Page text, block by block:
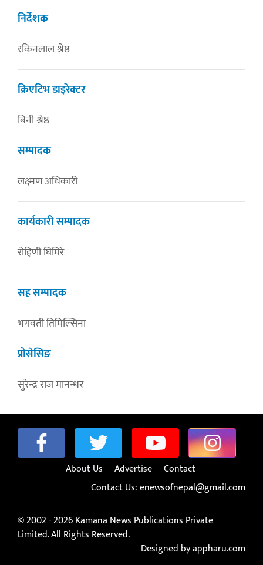
निर्देशक
रकिनलाल श्रेष्ठ
क्रिएटिभ डाइरेक्टर
बिनी श्रेष्ठ
सम्पादक
लक्ष्मण अधिकारी
कार्यकारी सम्पादक
रोहिणी घिमिरे
सह सम्पादक
भगवती तिमिल्सिना
प्रोसेसिङ
सुरेन्द्र राज मानन्धर
About Us Advertise
Contact
Contact Us:enewsofnepal@gmail.com
© 2002 - 2026 Kamana News Publications Private
Limited. All Rights Reserved.
Designed by appharu.com